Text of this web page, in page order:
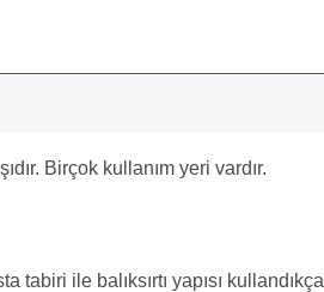
Birçok kullanım yeri vardır.
tabiri ile balıksırtı yapısı